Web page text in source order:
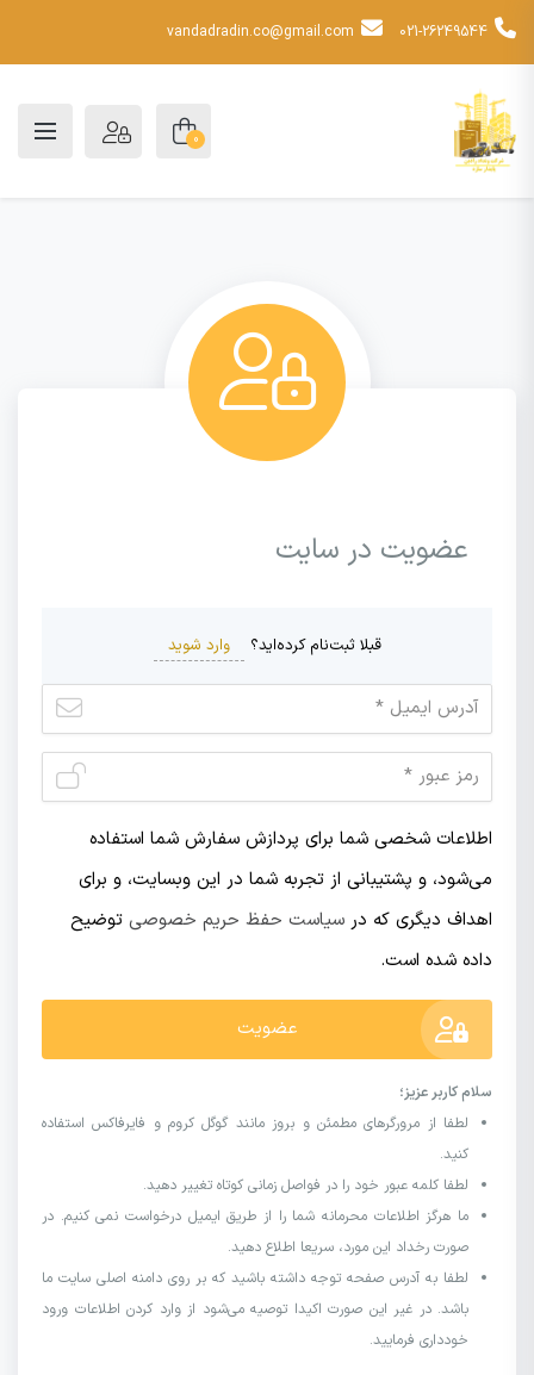
021-26249544
vandadradin.co@gmail.com
0
عضویت در سایت
قبلا ثبت‌نام کرده‌اید؟ وارد شوید
اطلاعات شخصی شما برای پردازش سفارش شما استفاده
می‌شود، و پشتیبانی از تجربه شما در این وبسایت، و برای
اهداف دیگری که در سیاست حفظ حریم خصوصی توضیح
داده شده است.
عضویت
سلام کاربر عزیز؛
لطفا از مرورگرهای مطمئن و بروز مانند گوگل کروم و فایرفاکس استفاده
کنید.
لطفا کلمه عبور خود را در فواصل زمانی کوتاه تغییر دهید.
ما هرگز اطلاعات محرمانه شما را از طریق ایمیل درخواست نمی کنیم. در
صورت رخداد این مورد، سریعا اطلاع دهید.
لطفا به آدرس صفحه توجه داشته باشید که بر روی دامنه اصلی سایت ما
باشد. در غیر این صورت اکیدا توصیه می‌شود از وارد کردن اطلاعات ورود
خودداری فرمایید.